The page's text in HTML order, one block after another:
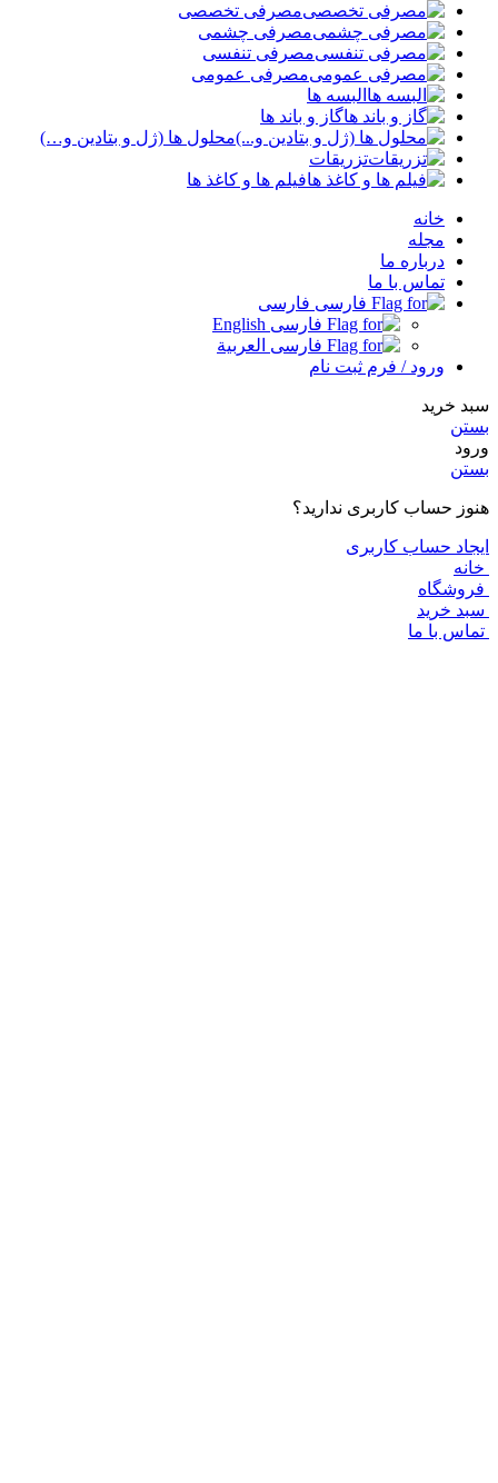
مصرفی تخصصی
مصرفی چشمی
مصرفی تنفسی
مصرفی عمومی
البسه ها
گاز و باند ها
محلول ها (ژل و بتادین و…)
تزریقات
فیلم ها و کاغذ ها
خانه
مجله
درباره ما
تماس با ما
فارسی
English
العربية
ورود / فرم ثبت نام
خرید
حساب کاربری ندارید؟
حساب کاربری
خرید
با ما